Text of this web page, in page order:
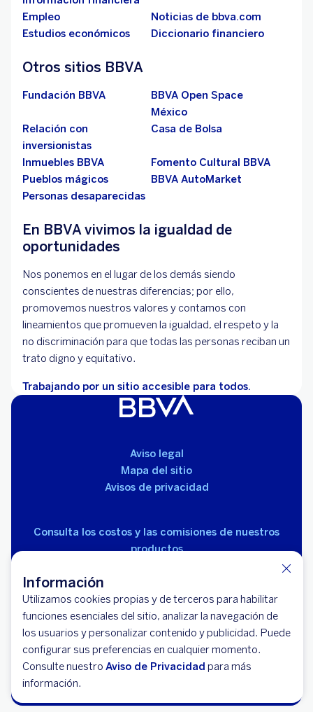
Información
Utilizamos cookies propias y de terceros para habilitar
funciones esenciales del sitio, analizar la navegación de
los usuarios y personalizar contenido y publicidad. Puede
configurar sus preferencias en cualquier momento.
Consulte nuestro Aviso de Privacidad para más
información.
Empleo
Noticias de bbva.com
Estudios económicos
Diccionario financiero
Otros sitios BBVA
Fundación BBVA
BBVA Open Space
México
Relación con
inversionistas
Casa de Bolsa
Inmuebles BBVA
Fomento Cultural BBVA
Pueblos mágicos
BBVA AutoMarket
Personas desaparecidas
En BBVA vivimos la igualdad de
oportunidades
Nos ponemos en el lugar de los demás siendo
conscientes de nuestras diferencias; por ello,
promovemos nuestros valores y contamos con
lineamientos que promueven la igualdad, el respeto y la
no discriminación para que todas las personas reciban un
trato digno y equitativo.
Trabajando por un sitio accesible para todos.
Aviso legal
Mapa del sitio
Avisos de privacidad
Consulta los costos y las comisiones de nuestros
productos
© 2026 BBVA México, S.A., Institución de Banca
Múltiple, Grupo Financiero BBVA México. Avenida Paseo
de la Reforma 510, colonia Juárez, código postal 06600,